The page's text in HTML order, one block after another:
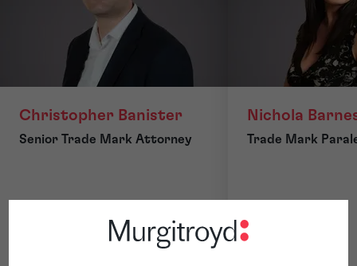
Christopher Banister
Senior Trade Mark Attorney
Nichola
Trade Mark